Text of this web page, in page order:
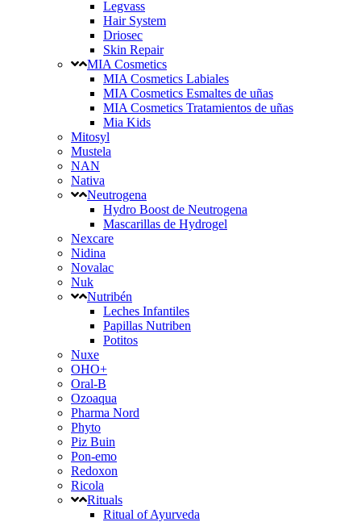
Legvass
Hair System
Driosec
Skin Repair
MIA Cosmetics
MIA Cosmetics Labiales
MIA Cosmetics Esmaltes de uñas
MIA Cosmetics Tratamientos de uñas
Mia Kids
Mitosyl
Mustela
NAN
Nativa
Neutrogena
Hydro Boost de Neutrogena
Mascarillas de Hydrogel
Nexcare
Nidina
Novalac
Nuk
Nutribén
Leches Infantiles
Papillas Nutriben
Potitos
Nuxe
OHO+
Oral-B
Ozoaqua
Pharma Nord
Phyto
Piz Buin
Pon-emo
Redoxon
Ricola
Rituals
Ritual of Ayurveda